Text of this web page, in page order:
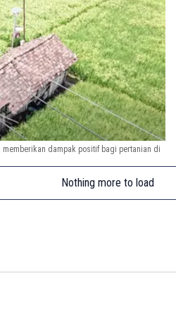
memberikan dampak positif bagi pertanian di
Nothing more to load